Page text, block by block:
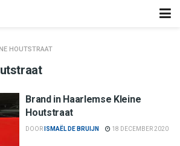
HOUTSTRAAT
Brand in Haarlemse Kleine
Houtstraat
DOOR ISMAËL DE BRUIJN 18 DECEMBER 2020